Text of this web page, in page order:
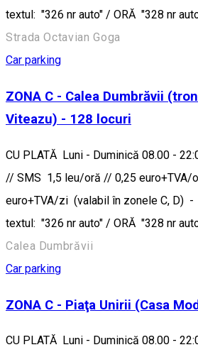
textul: "326 nr auto" / ORĂ "328 nr
Strada Octavian Goga
Car parking
ZONA C - Calea Dumbrăvii
Viteazu) - 128 locuri
CU PLATĂ Luni - Duminică 08.00 -
// SMS 1,5 leu/oră // 0,25
euro+TVA/zi (valabil în zonele C, D) -
textul: "326 nr auto" / ORĂ "328 nr
Calea Dumbrăvii
Car parking
ZONA C - Piaţa Unirii (Casa
CU PLATĂ Luni - Duminică 08.00 -